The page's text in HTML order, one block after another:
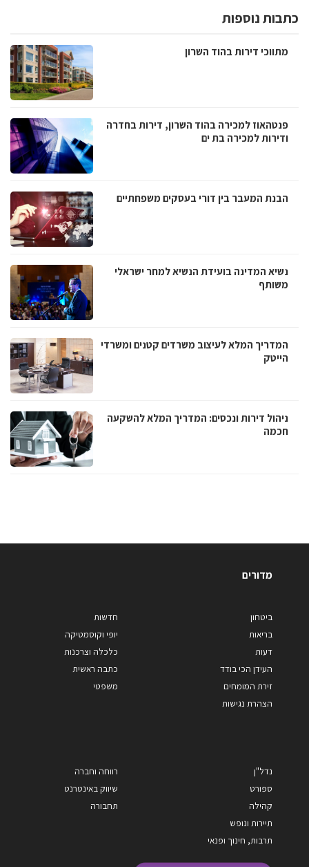
כתבות נוספות
מתווכי דירות בהוד השרון
פנטהאוז למכירה בהוד השרון, דירות בחדרה
ודירות למכירה בת ים
הבנת המעבר בין דורי בעסקים משפחתיים
נשיא המדינה בועידת הנשיא למחר ישראלי
משותף
המדריך המלא לעיצוב משרדים קטנים ומשרדי
הייטק
ניהול דירות ונכסים: המדריך המלא להשקעה
חכמה
מדורים
ביטחון
בריאות
דעות
העידן הכי בודד
זירת המומחים
הצהרת נגישות
חדשות
יופי וקוסמטיקה
כלכלה וצרכנות
כתבה ראשית
משפטי
נדל"ן
ספורט
קהילה
תיירות ונופש
תרבות, חינוך ופנאי
רווחה וחברה
שיווק באינטרנט
תחבורה